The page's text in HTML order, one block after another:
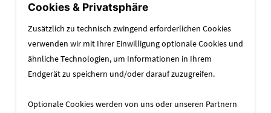
Cookies & Privatsphäre
Zusätzlich zu technisch zwingend erforderlichen Cookies
verwenden wir mit Ihrer Einwilligung optionale Cookies und
ähnliche Technologien, um Informationen in Ihrem
Endgerät zu speichern und/oder darauf zuzugreifen.
Optionale Cookies werden von uns oder unseren Partnern